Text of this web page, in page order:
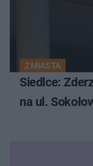
Z MIASTA
Siedlce:
na ul.